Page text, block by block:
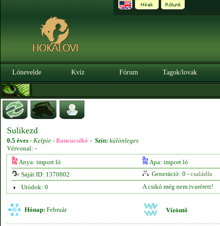
Lónevelde Kvíz Fórum Tagok/lovak
Sulikezd
0.5 éves - Kelpie - Kancacsikó - Szín: különleges
Vérvonal: -
Anya: import ló
Apa: import ló
Saját ID: 1370802
Generáció: 0 - családfa
Utódok: 0
A csikó még nem ivarérett!
Hónap: Február Vízöntő